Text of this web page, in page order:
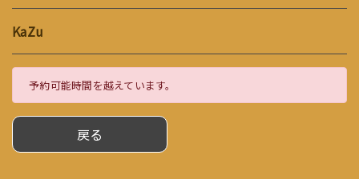
KaZu
予約可能時間を越えています。
戻る